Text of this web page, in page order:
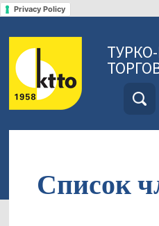
Privacy Policy
Список